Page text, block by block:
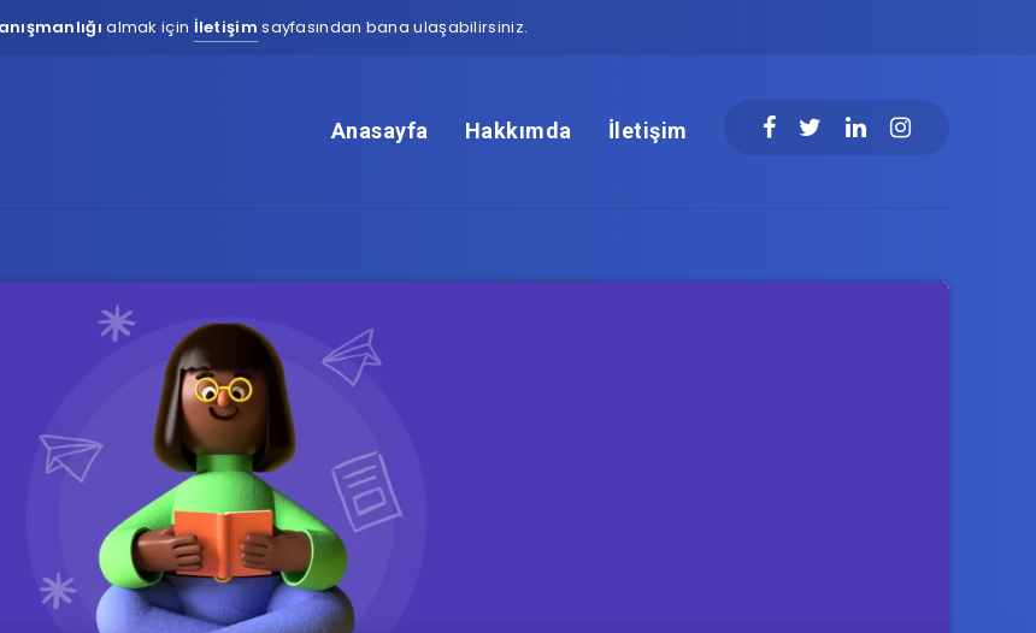
almak için İletişim sayfasından bana ulaşabilirsiniz.
Anasayfa Hakkımda İletişim